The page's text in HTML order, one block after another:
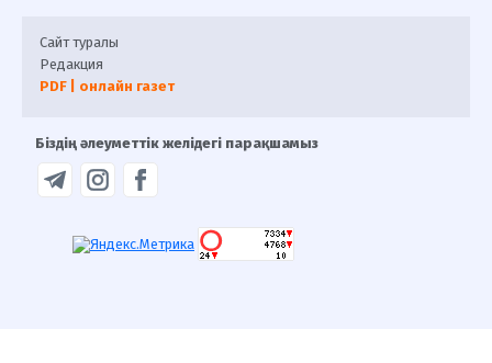
Сайт туралы
Редакция
PDF | онлайн газет
Біздің әлеуметтік желідегі парақшамыз